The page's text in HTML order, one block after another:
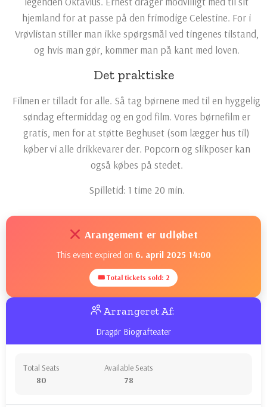
hjemland for at passe på den frimodige Celestine. For i
Vrøvlistan stiller man ikke spørgsmål ved tingenes tilstand,
og hvis man gør, kommer man på kant med loven.
Det praktiske
Filmen er tilladt for alle. Så tag børnene med til en hyggelig
søndag eftermiddag og en god film. Vores børnefilm er
gratis, men for at støtte Beghuset (som lægger hus til)
køber vi alle drikkevarer der. Popcorn og slikposer kan
også købes på stedet.
Spilletid: 1 time 20 min.
Arangement er udløbet
This event expired on 6. april 2025 14:00
🎟 Total tickets sold: 2
Arrangeret Af:
Dragør Biografteater
Total Seats
80
Available Seats
78